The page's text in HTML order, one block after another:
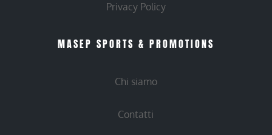
Privacy Policy
MASEP SPORTS & PROMOTIONS
Chi siamo
Contatti